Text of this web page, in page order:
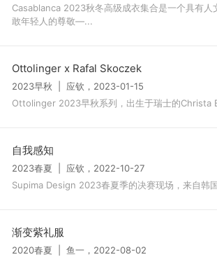
Casablanca 2023秋冬高级成衣集合是一个具有
敢年轻人的尊敬—...
Ottolinger x Rafal Skoczek
2023早秋 | 应钦，2023-01-15
Ottolinger 2023早秋系列，出生于瑞士的Christa
自我感知
2023春夏 | 应钦，2022-10-27
Supima Design 2023春夏季的决赛现场，来自韩
渐变紫礼服
2020春夏 | 鱼一，2022-08-02